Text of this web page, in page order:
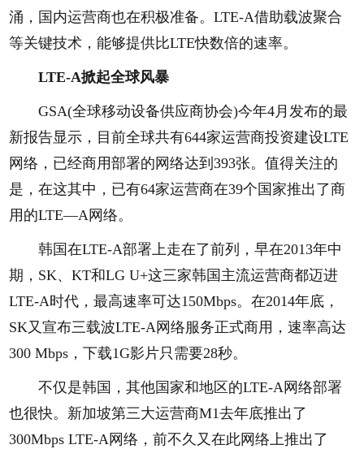
涌，国内运营商也在积极准备。LTE-A借助载波聚合
等关键技术，能够提供比LTE快数倍的速率。
LTE-A掀起全球风暴
GSA(全球移动设备供应商协会)今年4月发布的最
新报告显示，目前全球共有644家运营商投资建设LTE
网络，已经商用部署的网络达到393张。值得关注的
是，在这其中，已有64家运营商在39个国家推出了商
用的LTE—A网络。
韩国在LTE-A部署上走在了前列，早在2013年中
期，SK、KT和LG U+这三家韩国主流运营商都迈进
LTE-A时代，最高速率可达150Mbps。在2014年底，
SK又宣布三载波LTE-A网络服务正式商用，速率高达
300 Mbps，下载1G影片只需要28秒。
不仅是韩国，其他国家和地区的LTE-A网络部署
也很快。新加坡第三大运营商M1去年底推出了
300Mbps LTE-A网络，前不久又在此网络上推出了